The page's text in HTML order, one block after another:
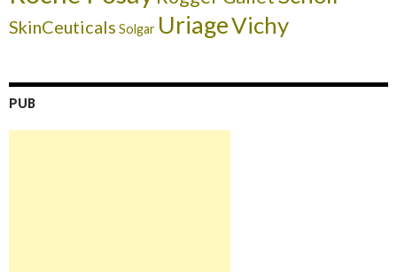
SkinCeuticals Solgar UriageVichy
PUB